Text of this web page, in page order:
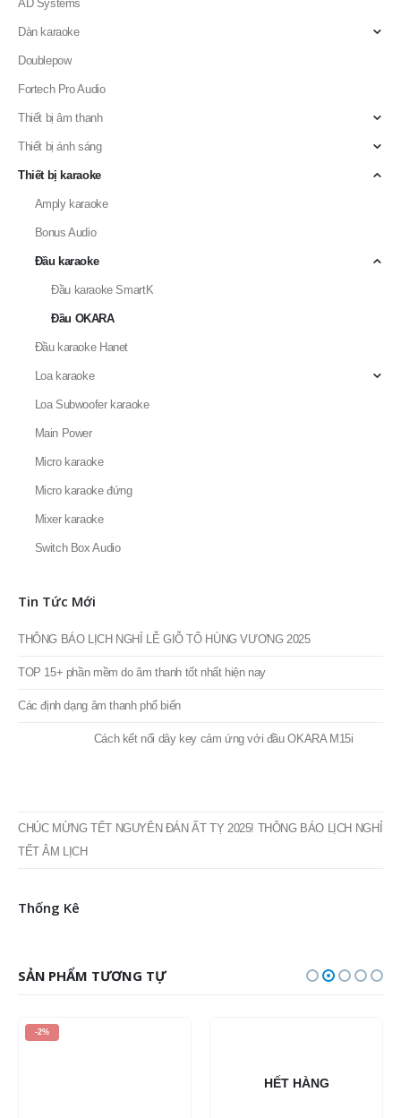
Danh Mục Sản Phẩm
AD Systems
Dàn karaoke
Doublepow
Fortech Pro Audio
Thiết bị âm thanh
Thiết bị ánh sáng
Thiết bị karaoke
Amply karaoke
Bonus Audio
Đầu karaoke
Đầu karaoke SmartK
Đầu OKARA
Đầu karaoke Hanet
Loa karaoke
Loa Subwoofer karaoke
Main Power
Micro karaoke đứng
Mixer karaoke
Tin Tức Mới
Các định dạng âm thanh phổ biến
TẾT ÂM LỊCH
Thống Kê